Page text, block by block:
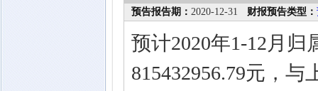
预告报告期： 2020-12-31 财报预告类型：
预计2020年1-12月
815432956.79元，